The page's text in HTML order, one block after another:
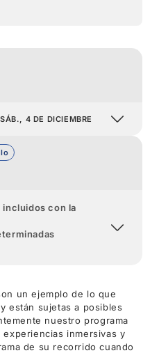
SÁB., 4 DE DICIEMBRE
incluidos con la
un ejemplo de lo que
están sujetas a posibles
nuestro programa
inmersivas y
de su recorrido cuando